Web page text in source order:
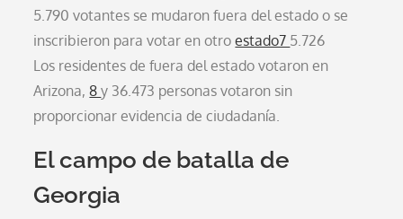
5.790 votantes se mudaron fuera del estado o se
inscribieron para votar en otroestado7 5.726
Los residentes de fuera del estado votaron en
Arizona,8y 36.473 personas votaron sin
proporcionar evidencia de ciudadanía.
El campo de batalla de
Georgia